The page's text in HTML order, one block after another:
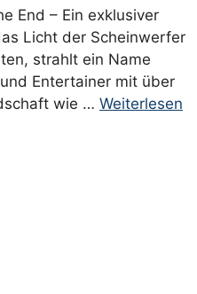
End – Ein exklusiver
Licht der Scheinwerfer
strahlt ein Name
Entertainer mit über
wie … Weiterlesen